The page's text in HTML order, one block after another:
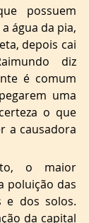
possuem
água da pia,
depois cai
diz
é comum
uma
o que
a causadora
o maior
poluição das
e dos solos.
da capital